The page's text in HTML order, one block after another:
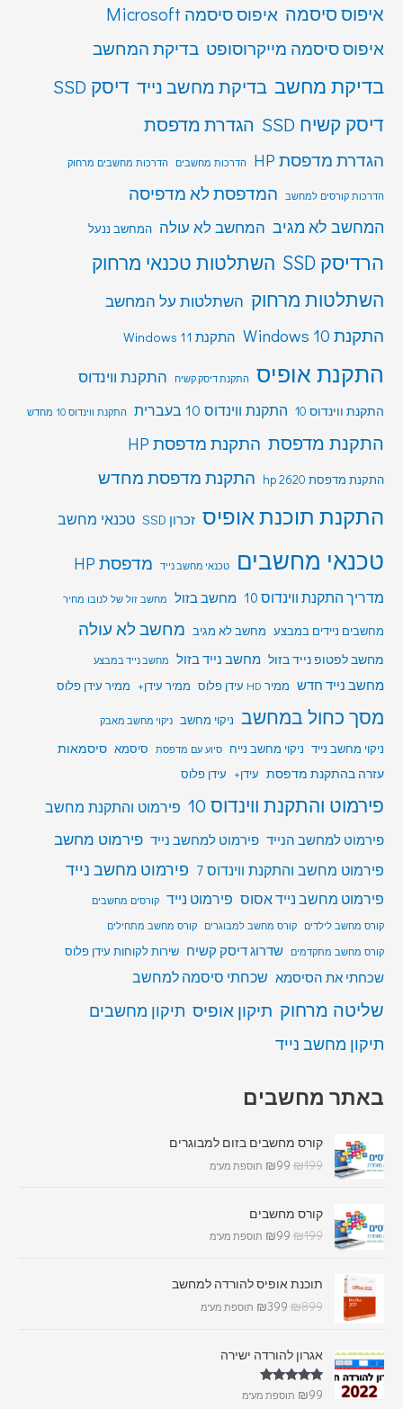
איפוס סיסמה איפוס סיסמה Microsoft
איפוס סיסמה מייקרוסופט בדיקת המחשב
בדיקת מחשב בדיקת מחשב נייד דיסק SSD
דיסק קשיח SSD
הגדרת מדפסת
הגדרת מדפסת HP הדרכות מחשבים הדרכות מחשבים מרחוק
הדרכות קורסים למחשב המדפסת לא מדפיסה
המחשב לא מגיב המחשב לא עולה המחשב ננעל
הרדיסק SSD
השתלטות טכנאי מרחוק
השתלטות מרחוק השתלטות על המחשב
התקנת Windows 10 התקנת Windows 11
התקנת אופיס התקנת דיסק קשיח התקנת ווינדוס
התקנת ווינדוס 10 התקנת ווינדוס 10 בעברית התקנת ווינדוס 10 מחדש
התקנת מדפסת התקנת מדפסת HP
התקנת מדפסת hp 2620 התקנת מדפסת מחדש
התקנת תוכנת אופיס זכרון SSD טכנאי מחשב
טכנאי מחשבים טכנאי מחשב נייד מדפסת HP
מדריך התקנת ווינדוס 10 מחשב בזול מחשב זול של לנובו מחיר
מחשבים ניידים במבצע מחשב לא מגיב מחשב לא עולה
מחשב לפטופ נייד בזול מחשב נייד בזול מחשב נייד במבצע
מחשב נייד חדש ממיר HD עידן פלוס ממיר עידן+ ממיר עידן פלוס
מסך כחול במחשב ניקוי מחשב ניקוי מחשב מאבק
ניקוי מחשב נייד ניקוי מחשב נייח סיוע עם מדפסת סיסמא סיסמאות
עזרה בהתקנת מדפסת עידן+ עידן פלוס
פירמוט והתקנת ווינדוס 10 פירמוט והתקנת מחשב
פירמוט למחשב הנייד פירמוט למחשב נייד פירמוט מחשב
פירמוט מחשב והתקנת ווינדוס 7
פירמוט מחשב נייד
פירמוט מחשב נייד אסוס פירמוט נייד קורסים מחשבים
קורס מחשב לילדים
קורס מחשב למבוגרים
קורס מחשב מתחילים
קורס מחשב מתקדמים
שדרוג דיסק קשיח שירות לקוחות עידן פלוס
שכחתי את הסיסמא שכחתי סיסמה למחשב
שליטה מרחוק תיקון אופיס תיקון מחשבים
תיקון מחשב נייד
באתר מחשבים
קורס מחשבים בזום למבוגרים
₪199
₪99 תוספת מע"מ
קורס מחשבים
₪199
₪99 תוספת מע"מ
תוכנת אופיס להורדה למחשב
₪899
₪399 תוספת מע"מ
אגרון להורדה ישירה
דורג 5.00 ₪99 תוספת מע"מ